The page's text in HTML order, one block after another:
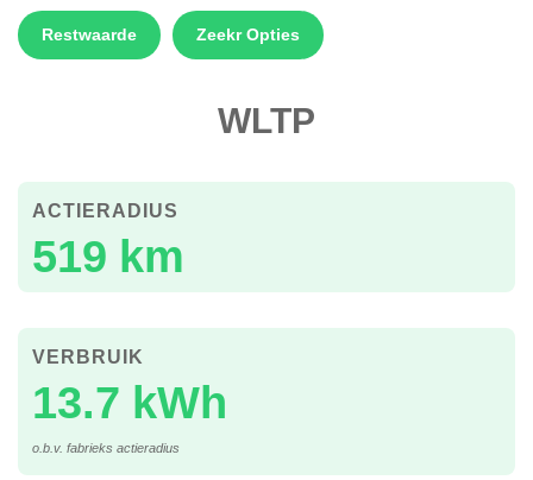
Restwaarde Zeekr Opties
WLTP
519 km
ACTIERADIUS
13.7 kWh
VERBRUIK
o.b.v. fabrieks actieradius